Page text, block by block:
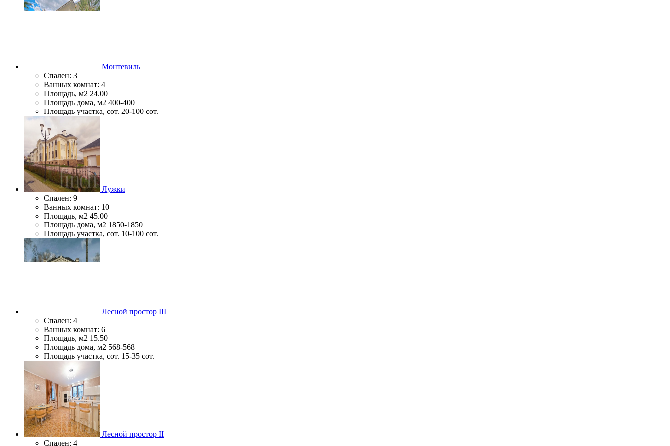
Монтевиль
Спален: 3
Ванных комнат: 4
Площадь, м2 24.00
Площадь дома, м2 400-400
Площадь участка, сот. 20-100 сот.
Лужки
Спален: 9
Ванных комнат: 10
Площадь, м2 45.00
Площадь дома, м2 1850-1850
Площадь участка, сот. 10-100 сот.
Лесной простор III
Спален: 4
Ванных комнат: 6
Площадь, м2 15.50
Площадь дома, м2 568-568
Площадь участка, сот. 15-35 сот.
Лесной простор II
Спален: 4